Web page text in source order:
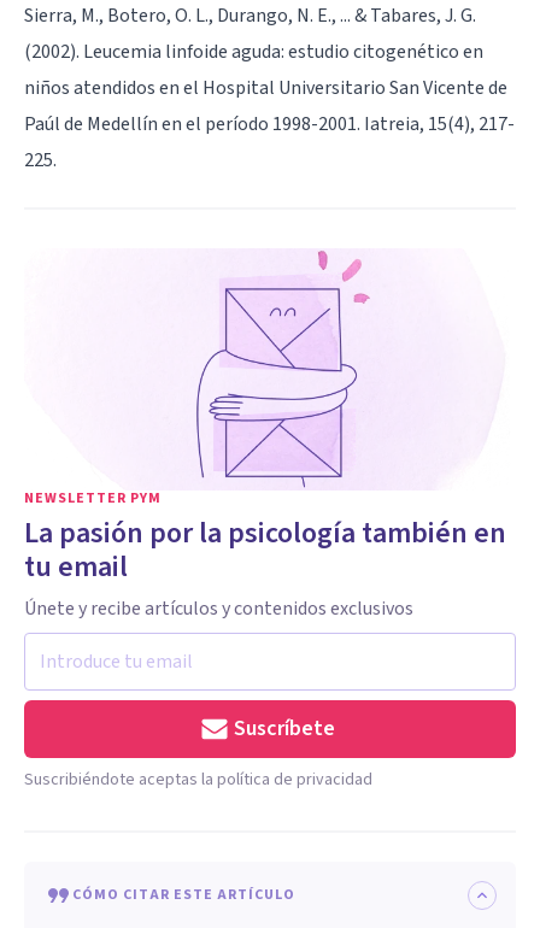
Sierra, M., Botero, O. L., Durango, N. E., ... & Tabares, J. G.
(2002). Leucemia linfoide aguda: estudio citogenético en
niños atendidos en el Hospital Universitario San Vicente de
Paúl de Medellín en el período 1998-2001. Iatreia, 15(4), 217-
225.
NEWSLETTER PYM
La pasión por la psicología también en
tu email
Únete y recibe artículos y contenidos exclusivos
Suscríbete
Suscribiéndote aceptas la política de privacidad
CÓMO CITAR ESTE ARTÍCULO